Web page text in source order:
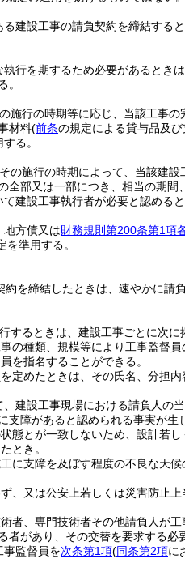
建設工事の請負契約を締結する
行を期するため必要があるとき
。
施行の時期等に応じ、当該工事
材料(前条の規定による貸与品及
る。
の施行の時期によって、当該建
部又は一部につき、相当の期間
建設工事執行者が必要と認める
地方債又は財務規則第200条第1項
を準用する。
約を締結したときは、速やかに請
するときは、建設工事ごとに次に
の種類、規模等により工事監督
を指名することができる。
定めたときは、その氏名、分担内
建設工事現場における請負人の当
支障があると認められる事実が
態とが一致しないため、設計若
とき。
に支障を及ぼす程度の不良な天
、又は公安上若しくは災害防止
者、専門技術者その他請負人が
があり、その交替を要求する必
事監督員を次条第1項(同条第2項に